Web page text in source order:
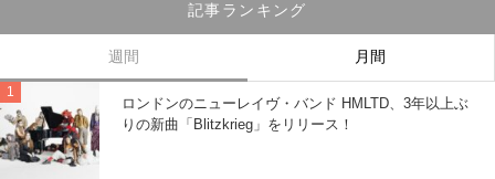
記事ランキング
週間 月間
ロンドンのニューレイヴ・バンド HMLTD、3年以上ぶ
りの新曲「Blitzkrieg」をリリース！